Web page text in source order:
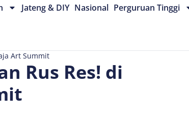
Jateng & DIY Nasional Perguruan Tinggi
Art Summit
Rus Res! di